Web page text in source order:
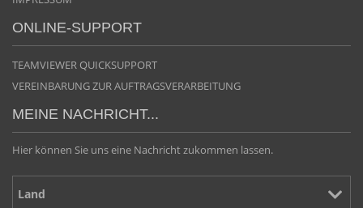
ONLINE-SUPPORT
TEAMVIEWER QUICKSUPPORT
VEREINBARUNG ZUR AUFTRAGSVERARBEITUNG
MEINE NACHRICHT...
Hier können Sie uns eine Nachricht zukommen lassen.